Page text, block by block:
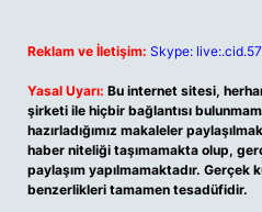
Reklam ve İletişim: Skype:
Yasal Uyarı: Bu internet sitesi,
şirketi ile hiçbir bağlantısı
hazırladığımız makaleler
haber niteliği taşımamakta olup,
paylaşım yapılmamaktadır. Gerçek
benzerlikleri tamamen tesadüfidir.